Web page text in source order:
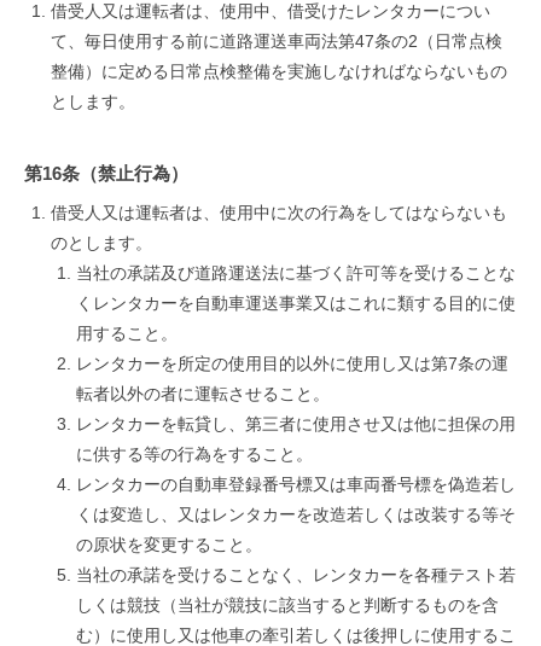
借受人又は運転者は、使用中、借受けたレンタカーについ
て、毎日使用する前に道路運送車両法第47条の2（日常点検
整備）に定める日常点検整備を実施しなければならないもの
とします。
第16条（禁止行為）
借受人又は運転者は、使用中に次の行為をしてはならないも
のとします。
当社の承諾及び道路運送法に基づく許可等を受けることな
くレンタカーを自動車運送事業又はこれに類する目的に使
用すること。
レンタカーを所定の使用目的以外に使用し又は第7条の運
転者以外の者に運転させること。
レンタカーを転貸し、第三者に使用させ又は他に担保の用
に供する等の行為をすること。
レンタカーの自動車登録番号標又は車両番号標を偽造若し
くは変造し、又はレンタカーを改造若しくは改装する等そ
の原状を変更すること。
当社の承諾を受けることなく、レンタカーを各種テスト若
しくは競技（当社が競技に該当すると判断するものを含
む）に使用し又は他車の牽引若しくは後押しに使用するこ